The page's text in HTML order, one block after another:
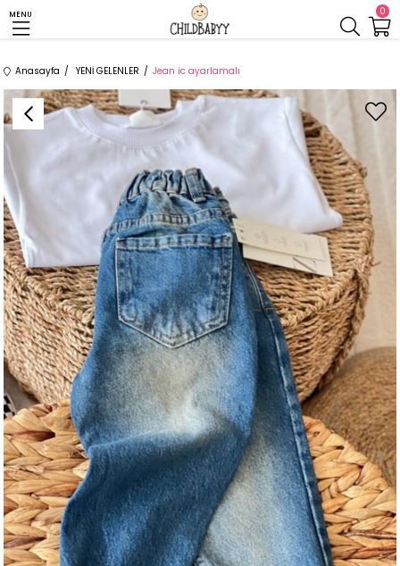
0
MENU
Anasayfa YENİ GELENLER Jean ic ayarlamalı